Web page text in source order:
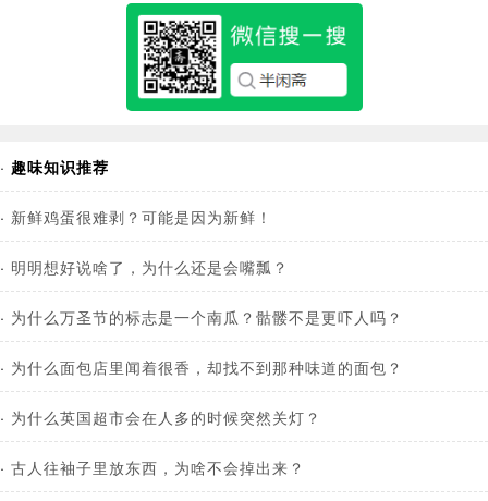
· 趣味知识推荐
· 新鲜鸡蛋很难剥？可能是因为新鲜！
· 明明想好说啥了，为什么还是会嘴瓢？
· 为什么万圣节的标志是一个南瓜？骷髅不是更吓人吗？
· 为什么面包店里闻着很香，却找不到那种味道的面包？
· 为什么英国超市会在人多的时候突然关灯？
· 古人往袖子里放东西，为啥不会掉出来？